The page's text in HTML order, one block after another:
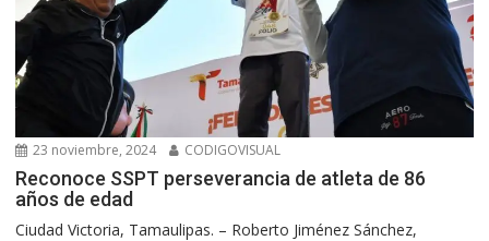
23 noviembre, 2024 CODIGOVISUAL
Reconoce SSPT perseverancia de atleta de 86
años de edad
Ciudad Victoria, Tamaulipas. – Roberto Jiménez Sánchez,